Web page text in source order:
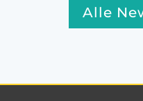
Alle